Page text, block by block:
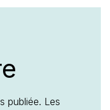
publiée. Les